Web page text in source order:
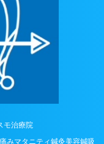
モ治療院
みマタニティ鍼灸美容鍼吸